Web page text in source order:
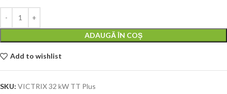
ADAUGĂ ÎN COȘ
Add to wishlist
SKU: VICTRIX 32 kW TT Plus